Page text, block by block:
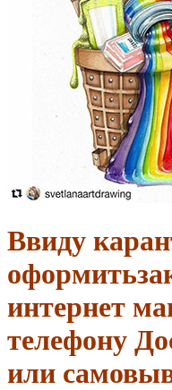
Ввиду
интернет
телефону
или